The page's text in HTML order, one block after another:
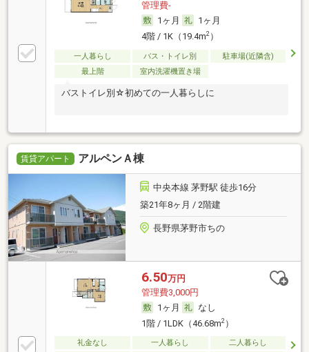
管理費-
1ヶ月
1ヶ月
4階 / 1K（19.4m2）
一人暮らし バス・トイレ別
駐車場(近隣含)
最上階
室内洗濯機置き場
バストイレ別☆初めての一人暮らしに
賃貸アパート アルペンＡ棟
中央本線 茅野駅 徒歩16分
築21年8ヶ月 / 2階建
長野県茅野市ちの
6.50万円
管理費3,000円
1ヶ月
なし
1階 / 1LDK（46.68m2）
礼金なし 一人暮らし 二人暮らし